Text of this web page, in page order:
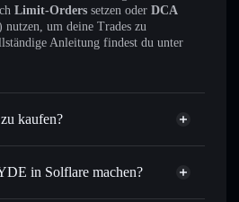
Limit-Orders setzen oder DCA
um deine Trades zu
Anleitung findest du unter
kaufen?
Token
in Solflare machen?
Wallet